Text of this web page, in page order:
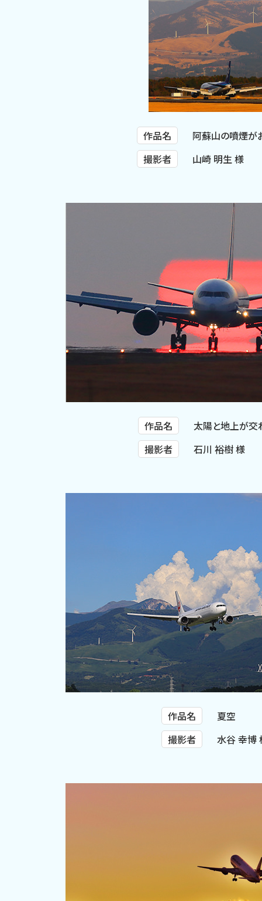
作品名
阿蘇山の噴煙が
撮影者
山崎 明生 様
作品名
太陽と地上が交
撮影者
石川 裕樹 様
作品名
夏空
撮影者
水谷 幸博